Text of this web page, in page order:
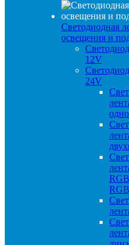
Светодиодная
освещения и
12V
24V